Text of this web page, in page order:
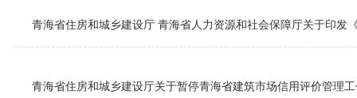
青海省住房和城乡建设厅 青海省人力资源和社会保障厅关于印发
青海省住房和城乡建设厅关于暂停青海省建筑市场信用评价管理